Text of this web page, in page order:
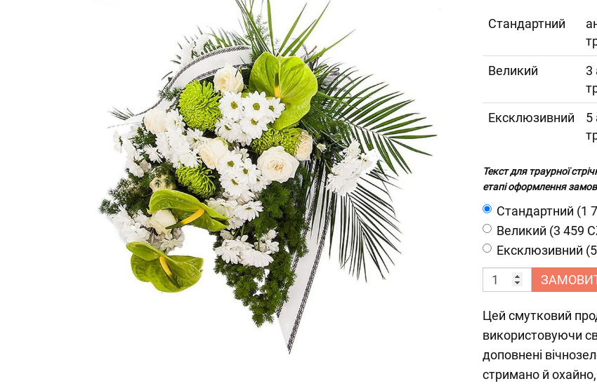
Cтандартний
Великий
3
Ексклюзивний
5
Текст для траурної
етапі оформлення
Cтандартний (1
Великий (3 459
Ексклюзивний
Цей смутковий
використовуючи
доповнені
стримано й